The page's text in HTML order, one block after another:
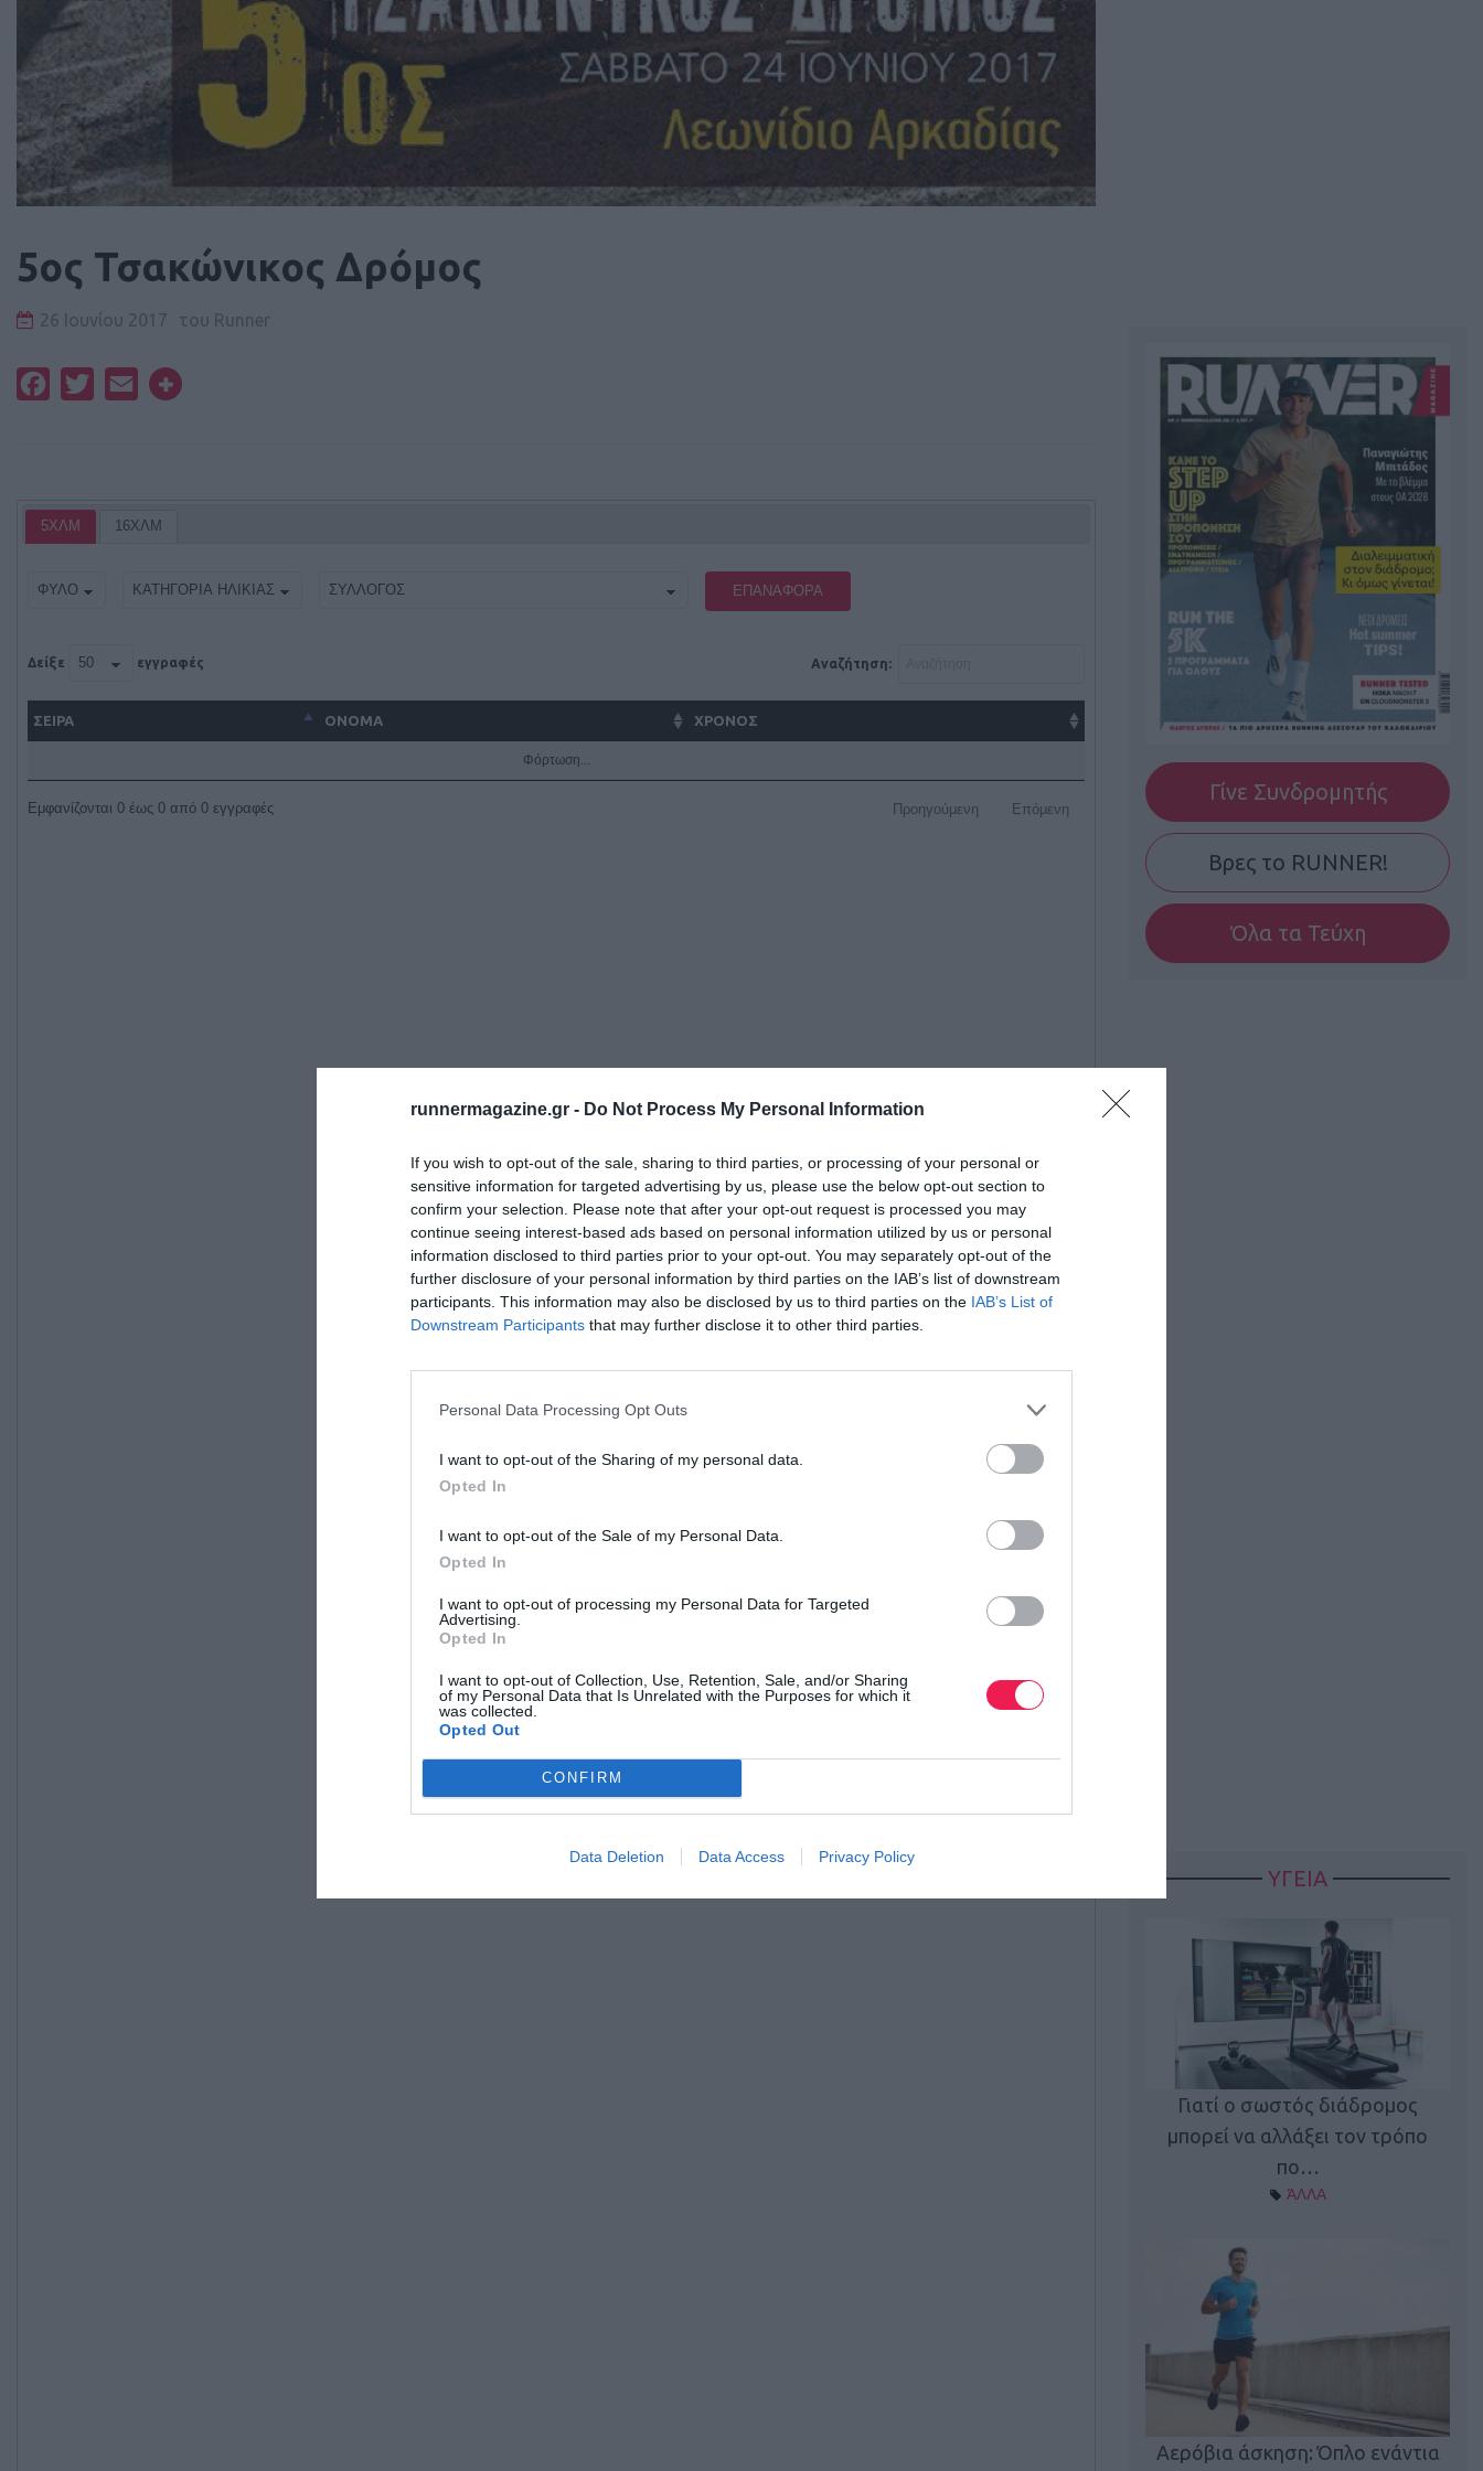
runnermagazine.gr - Do Not Process My Personal Information
If you wish to opt-out of the sale, sharing to third parties, or processing of your personal or
sensitive information for targeted advertising by us, please use the below opt-out section to
confirm your selection. Please note that after your opt-out request is processed you may
continue seeing interest-based ads based on personal information utilized by us or personal
information disclosed to third parties prior to your opt-out. You may separately opt-out of the
further disclosure of your personal information by third parties on the IAB’s list of downstream
participants. This information may also be disclosed by us to third parties on the IAB’s List of
Downstream Participants that may further disclose it to other third parties.
Personal Data Processing Opt Outs
I want to opt-out of the Sharing of my personal data.
Opted In
I want to opt-out of the Sale of my Personal Data.
Opted In
I want to opt-out of processing my Personal Data for Targeted
Advertising.
Opted In
I want to opt-out of Collection, Use, Retention, Sale, and/or Sharing
of my Personal Data that Is Unrelated with the Purposes for which it
was collected.
Opted Out
CONFIRM
Data Deletion Data Access Privacy Policy
5ος Τσακώνικος Δρόμος
26 Ιουνίου 2017 του Runner
FacebookTwitterEmail
5ΧΛΜ 16ΧΛΜ
ΕΠΑΝΑΦΟΡΆ
Δείξε εγγραφές Αναζήτηση:
ΣΕΙΡΑ ΌΝΟΜΑ ΧΡΟΝΟΣ
Φόρτωση...
Εμφανίζονται 0 έως 0 από 0 εγγραφές Προηγούμενη Επόμενη
Γίνε Συνδρομητής
Βρες το RUNNER!
Όλα τα Τεύχη
ΥΓΕΙΑ
Γιατί ο σωστός διάδρομος
μπορεί να αλλάξει τον τρόπο
πο…
ΆΛΛΑ
Αερόβια άσκηση: Όπλο ενάντια